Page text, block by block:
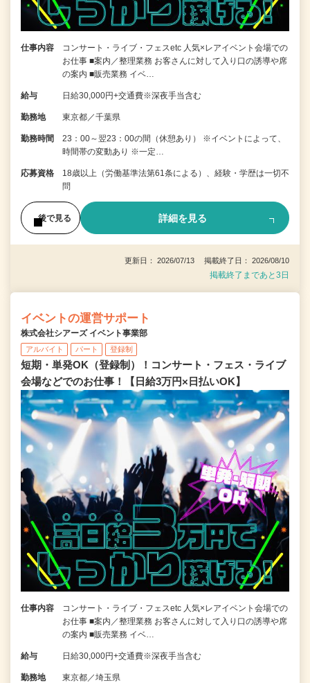
仕事内容
コンサート・ライブ・フェスetc 人気×レアイベント会場での
お仕事 ■案内／整理業務 お客さんに対して入り口の誘導や席
の案内 ■販売業務 イベ…
給与 日給30,000円+交通費※深夜手当含む
勤務地 東京都／千葉県
勤務時間
23：00～翌23：00の間（休憩あり） ※イベントによって、
時間帯の変動あり ※一定…
応募資格
18歳以上（労働基準法第61条による）、経験・学歴は一切不
問
後で見る 詳細を見る
更新日： 2026/07/13 掲載終了日： 2026/08/10
掲載終了まであと3日
イベントの運営サポート
株式会社シアーズ イベント事業部
アルバイト パート 登録制
短期・単発OK（登録制）！コンサート・フェス・ライブ
会場などでのお仕事！【日給3万円×日払いOK】
仕事内容
コンサート・ライブ・フェスetc 人気×レアイベント会場での
お仕事 ■案内／整理業務 お客さんに対して入り口の誘導や席
の案内 ■販売業務 イベ…
給与 日給30,000円+交通費※深夜手当含む
勤務地 東京都／埼玉県